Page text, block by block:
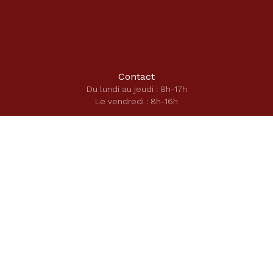
Contact
Du lundi au jeudi : 8h-17h
Le vendredi : 8h-16h